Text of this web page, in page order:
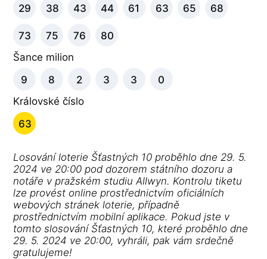
29 38 43 44 61 63 65 68
73 75 76
80
Šance milion
9
8 2 3 3
0
Královské číslo
63
Losování loterie Šťastných 10 proběhlo dne 29. 5.
2024 ve 20:00 pod dozorem státního dozoru a
notáře v pražském studiu Allwyn. Kontrolu tiketu
lze provést online prostřednictvím oficiálních
webových stránek loterie, případně
prostřednictvím mobilní aplikace. Pokud jste v
tomto slosování Šťastných 10, které proběhlo dne
29. 5. 2024 ve 20:00, vyhráli, pak vám srdečně
gratulujeme!